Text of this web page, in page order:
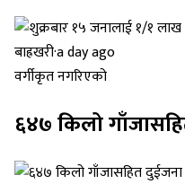
बाह्रखरी·a day ago
वर्गीकृत नगरिएको
६४७ किलो